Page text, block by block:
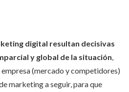
digital resultan decisivas
y global de la situación
(mercado y competidores)
marketing a seguir, para que